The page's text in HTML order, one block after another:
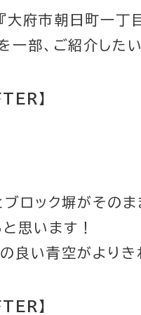
大府市朝日町一
一部、ご紹介した
】
ロック塀がそのま
思います！
良い青空がよりき
】